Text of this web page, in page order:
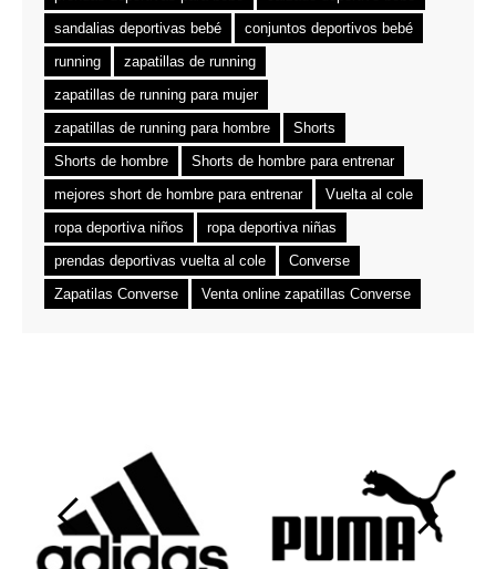
sandalias deportivas bebé
conjuntos deportivos bebé
running
zapatillas de running
zapatillas de running para mujer
zapatillas de running para hombre
Shorts
Shorts de hombre
Shorts de hombre para entrenar
mejores short de hombre para entrenar
Vuelta al cole
ropa deportiva niños
ropa deportiva niñas
prendas deportivas vuelta al cole
Converse
Zapatilas Converse
Venta online zapatillas Converse
‹ ›